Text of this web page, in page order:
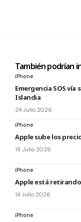
También podrían
iPhone
Emergencia SOS
Islandia
24 Julio 2026
iPhone
Apple sube los
18 Julio 2026
iPhone
Apple está
14 Julio 2026
iPhone